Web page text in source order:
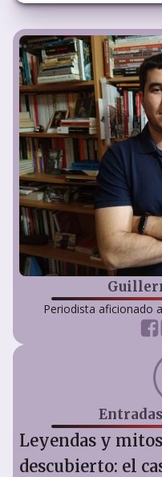
Periodista aficionado
Leyendas y
descubierto: el